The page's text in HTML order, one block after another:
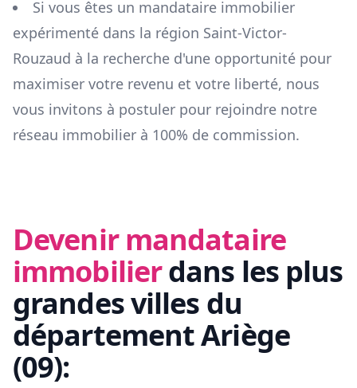
Si vous êtes un mandataire immobilier
expérimenté dans la région Saint-Victor-
Rouzaud à la recherche d'une opportunité pour
maximiser votre revenu et votre liberté, nous
vous invitons à postuler pour rejoindre notre
réseau immobilier à 100% de commission.
Devenir mandataire
immobilierdans les plus
grandes villes du
départementAriège
(09):